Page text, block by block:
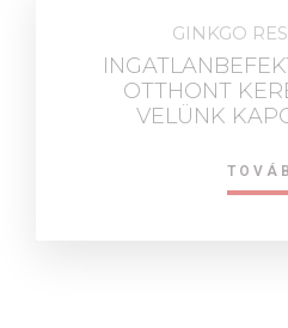
GINKGO
OTTHONT
VELÜNK